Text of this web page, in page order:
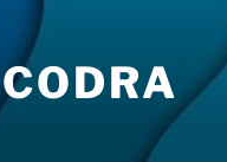
CODRA